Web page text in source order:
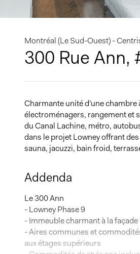
Montréal (Le Sud-Ouest) -
300 Rue Ann,
Charmante unité d'une
électroménagers, rangement et
du Canal Lachine, métro,
dans le projet Lowney offrant
sauna, jacuzzi, bain froid,
Addenda
Le 300 Ann
- Lowney Phase 9
- Immeuble charmant à la
- Aires communes et
aux étages supérieurs